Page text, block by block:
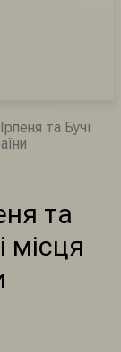
та Бучі
та
місця